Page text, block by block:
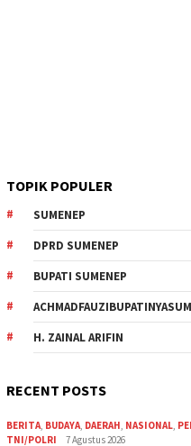
TOPIK POPULER
SUMENEP
DPRD SUMENEP
BUPATI SUMENEP
H. ZAINAL ARIFIN
RECENT POSTS
BERITA, BUDAYA, DAERAH, NASIONAL,
TNI/POLRI
7 Agustus 2026